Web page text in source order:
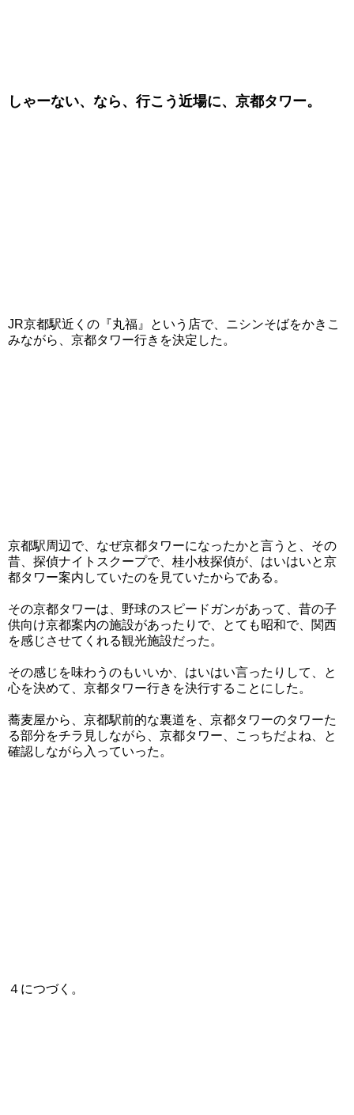
しゃーない、なら、行こう近場に、京都タワー。
JR京都駅近くの『丸福』という店で、ニシンそばをかきこ
みながら、京都タワー行きを決定した。
京都駅周辺で、なぜ京都タワーになったかと言うと、その
昔、探偵ナイトスクープで、桂小枝探偵が、はいはいと京
都タワー案内していたのを見ていたからである。
その京都タワーは、野球のスピードガンがあって、昔の子
供向け京都案内の施設があったりで、とても昭和で、関西
を感じさせてくれる観光施設だった。
その感じを味わうのもいいか、はいはい言ったりして、と
心を決めて、京都タワー行きを決行することにした。
蕎麦屋から、京都駅前的な裏道を、京都タワーのタワーた
る部分をチラ見しながら、京都タワー、こっちだよね、と
確認しながら入っていった。
４につづく。